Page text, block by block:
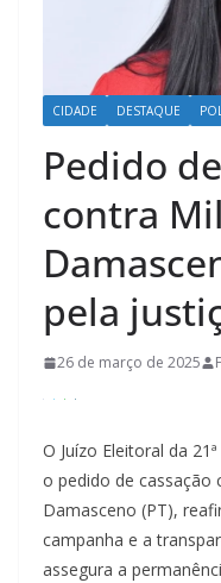
CIDADE DESTAQUE
Pedido
contra
pela
26 de março de 2025
O Juízo Eleitoral da
o pedido de cassação
Damasceno (PT),
campanha e a
assegura a